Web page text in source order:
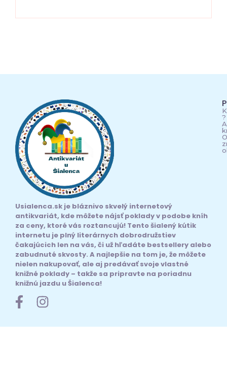
Usialenca.sk je bláznivo skvelý internetový
antikvariát, kde môžete nájsť poklady v podobe kníh
za ceny, ktoré vás roztancujú! Tento šialený kútik
internetu je plný literárnych dobrodružstiev
čakajúcich len na vás, či už hľadáte bestsellery alebo
zabudnuté skvosty. A najlepšie na tom je, že môžete
nielen nakupovať, ale aj predávať svoje vlastné
knižné poklady – takže sa pripravte na poriadnu
knižnú jazdu u Šialenca!
?